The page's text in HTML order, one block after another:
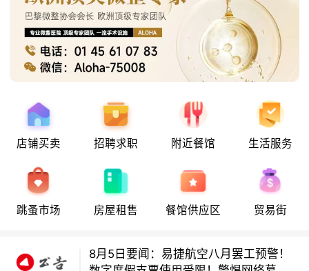
店铺买卖 招聘求职 附近餐馆 生活服务
跳蚤市场 房屋租售 餐馆供应区 贸易街
8月5日要闻：易捷航空八月罢工预警！
数字度假支票使用受限！警惕网络募捐
骗局！
无栏杆收费站逃费将重罚！
多款避孕套因安全缺陷召回！
8月5日要闻：易捷航空八月罢工预警！
数字度假支票使用受限！警惕网络募捐